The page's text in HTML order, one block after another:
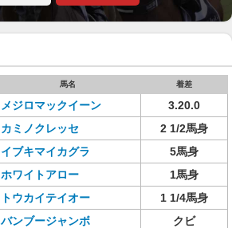
馬名 着差
メジロマックイーン
3.20.0
カミノクレッセ
2 1/2馬身
イブキマイカグラ
5馬身
ホワイトアロー
1馬身
トウカイテイオー
1 1/4馬身
バンブージャンボ
クビ